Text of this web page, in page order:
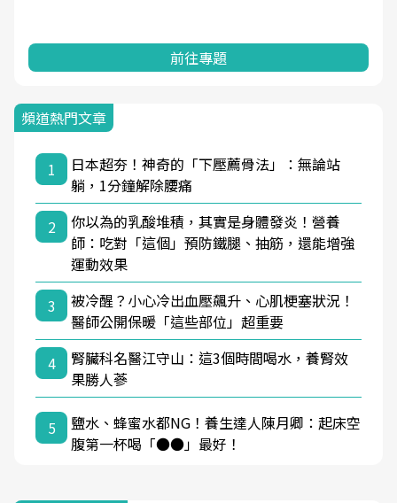
前往專題
頻道熱門文章
1
日本超夯！神奇的「下壓薦骨法」：無論站
躺，1分鐘解除腰痛
2
你以為的乳酸堆積，其實是身體發炎！營養
師：吃對「這個」預防鐵腿、抽筋，還能增強
運動效果
3
被冷醒？小心冷出血壓飆升、心肌梗塞狀況！
醫師公開保暖「這些部位」超重要
4
腎臟科名醫江守山：這3個時間喝水，養腎效
果勝人蔘
5
鹽水、蜂蜜水都NG！養生達人陳月卿：起床空
腹第一杯喝「●●」最好！